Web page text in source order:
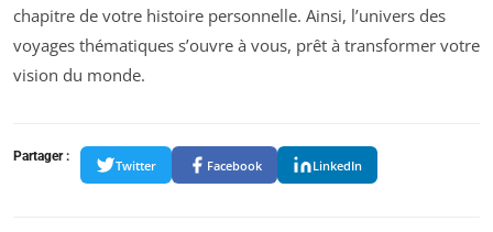
chapitre de votre histoire personnelle. Ainsi, l’univers des
voyages thématiques s’ouvre à vous, prêt à transformer votre
vision du monde.
Partager :
Twitter Facebook LinkedIn